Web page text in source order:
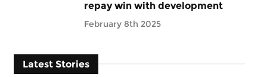
repay win with development
February 8th 2025
Latest Stories